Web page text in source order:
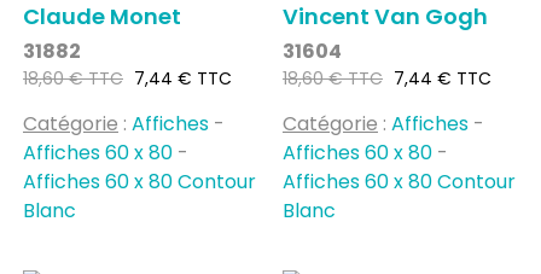
Claude Monet
31882
Prix
18,60 € TTC Prix
7,44 € TTC
Catégorie : Affiches -
Affiches 60 x 80 -
Affiches 60 x 80 Contour
Blanc
Vincent Van Gogh
31604
Prix
18,60 € TTC Prix
7,44 € TTC
Catégorie : Affiches -
Affiches 60 x 80 -
Affiches 60 x 80 Contour
Blanc